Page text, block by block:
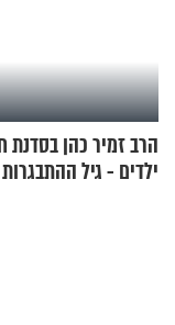
הרב זמיר כהן בסדנת
ילדים - גיל ההתבגרות